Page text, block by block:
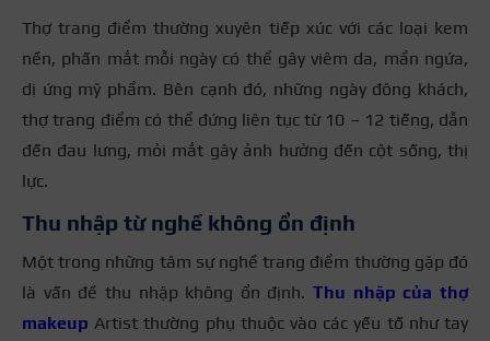
Thợ trang điểm thường xuyên tiếp xúc với các loại kem
nền, phấn mắt mỗi ngày có thể gây viêm da, mẩn ngứa,
dị ứng mỹ phẩm. Bên cạnh đó, những ngày đông khách,
thợ trang điểm có thể đứng liên tục từ 10 – 12 tiếng, dẫn
đến đau lưng, mỏi mắt gây ảnh hưởng đến cột sống, thị
lực.
Thu nhập từ nghề không ổn định
Một trong những tâm sự nghề trang điểm thường gặp đó
là vấn đề thu nhập không ổn định.Thu nhập của thợ
makeup Artist thường phụ thuộc vào các yếu tố như tay